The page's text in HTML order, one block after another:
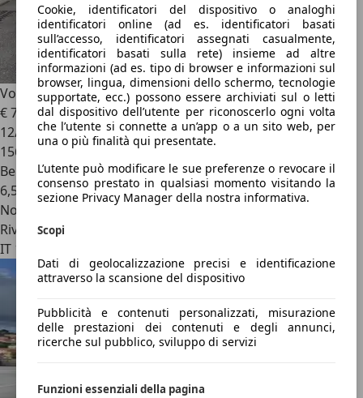
Cookie, identificatori del dispositivo o analoghi
identificatori online (ad es. identificatori basati
sull’accesso, identificatori assegnati casualmente,
identificatori basati sulla rete) insieme ad altre
informazioni (ad es. tipo di browser e informazioni sul
browser, lingua, dimensioni dello schermo, tecnologie
supportate, ecc.) possono essere archiviati sul o letti
dal dispositivo dell’utente per riconoscerlo ogni volta
che l’utente si connette a un’app o a un sito web, per
una o più finalità qui presentate.
L’utente può modificare le sue preferenze o revocare il
consenso prestato in qualsiasi momento visitando la
sezione Privacy Manager della nostra informativa.
Scopi
Dati di geolocalizzazione precisi e identificazione
attraverso la scansione del dispositivo
Pubblicità e contenuti personalizzati, misurazione
delle prestazioni dei contenuti e degli annunci,
ricerche sul pubblico, sviluppo di servizi
Funzioni essenziali della pagina
Volkswagen Eos 1.4 tsi Cabriolet Neopatentati Euro 5
€ 7.900
12/2012
156.000 km
Benzina
6,5 l/100 km (comb.)
Novità
Rivenditore
IT 10095